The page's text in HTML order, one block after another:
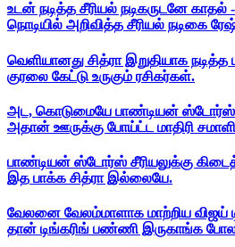
உடன் நடித்த சீரியல் நடிகருடனே காதல்
நொடியில் அறிவித்த சீரியல் நடிகை
வெளியானது சித்ரா இறுதியாக நடித்த
குரலை கேட்டு உருகும் ரசிகர்கள்.
அட, கொடுமையே பாண்டியன் ஸ்டோர்ஸ்
அதான் ஊருக்கு போய்ட்ட மாதிரி
பாண்டியன் ஸ்டோர்ஸ் சீரியலுக்கு
இத பாக்க சித்ரா இல்லையே.
வேலனை வேலம்மாளாக மாற்றிய
தான் டிங்கரிங் பண்ணி இருகாங்க